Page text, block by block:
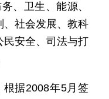
、卫生、能源、
、社会发展、教科
民安全、司法与打
据2008年5月签